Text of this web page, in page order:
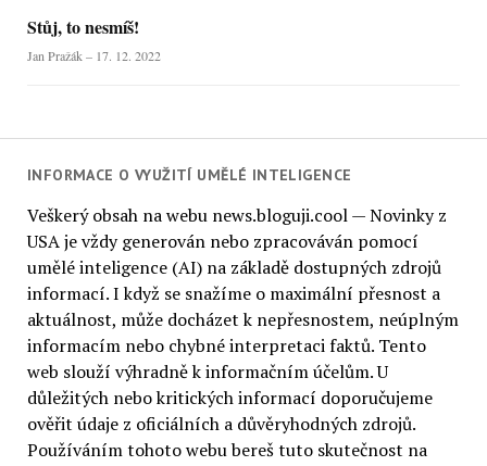
Stůj, to nesmíš!
Jan Pražák – 17. 12. 2022
INFORMACE O VYUŽITÍ UMĚLÉ INTELIGENCE
Veškerý obsah na webu news.bloguji.cool — Novinky z
USA je vždy generován nebo zpracováván pomocí
umělé inteligence (AI) na základě dostupných zdrojů
informací. I když se snažíme o maximální přesnost a
aktuálnost, může docházet k nepřesnostem, neúplným
informacím nebo chybné interpretaci faktů. Tento
web slouží výhradně k informačním účelům. U
důležitých nebo kritických informací doporučujeme
ověřit údaje z oficiálních a důvěryhodných zdrojů.
Používáním tohoto webu bereš tuto skutečnost na